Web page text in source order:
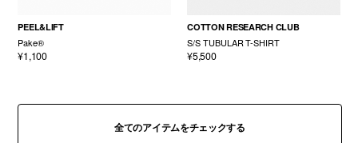
PEEL&LIFT
Pake®
¥1,100
COTTON RESEARCH CLUB
S/S TUBULAR T-SHIRT
¥5,500
全てのアイテムをチェックする